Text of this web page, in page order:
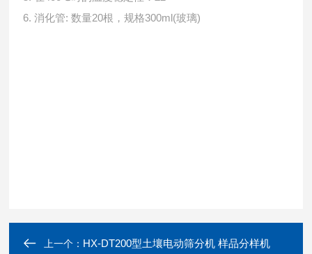
6. 消化管: 数量20根，规格300ml(玻璃)
上一个： HX-DT200型土壤电动筛分机 样品分样机